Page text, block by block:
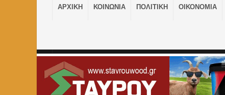
ΑΡΧΙΚΗ ΚΟΙΝΩΝΙΑ ΠΟΛΙΤΙΚΗ ΟΙΚΟΝΟΜΙΑ